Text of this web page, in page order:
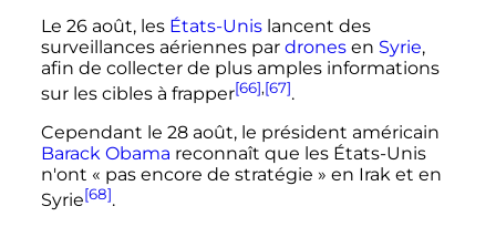
Le 26 août, les États-Unislancent des
surveillances aériennes par dronesen Syrie,
afin de collecter de plus amples informations
sur les cibles à frapper[66],[67].
Cependant le 28 août, le président américain
Barack Obama reconnaît que les États-Unis
n'ont « pas encore de stratégie » en Irak et en
Syrie[68].